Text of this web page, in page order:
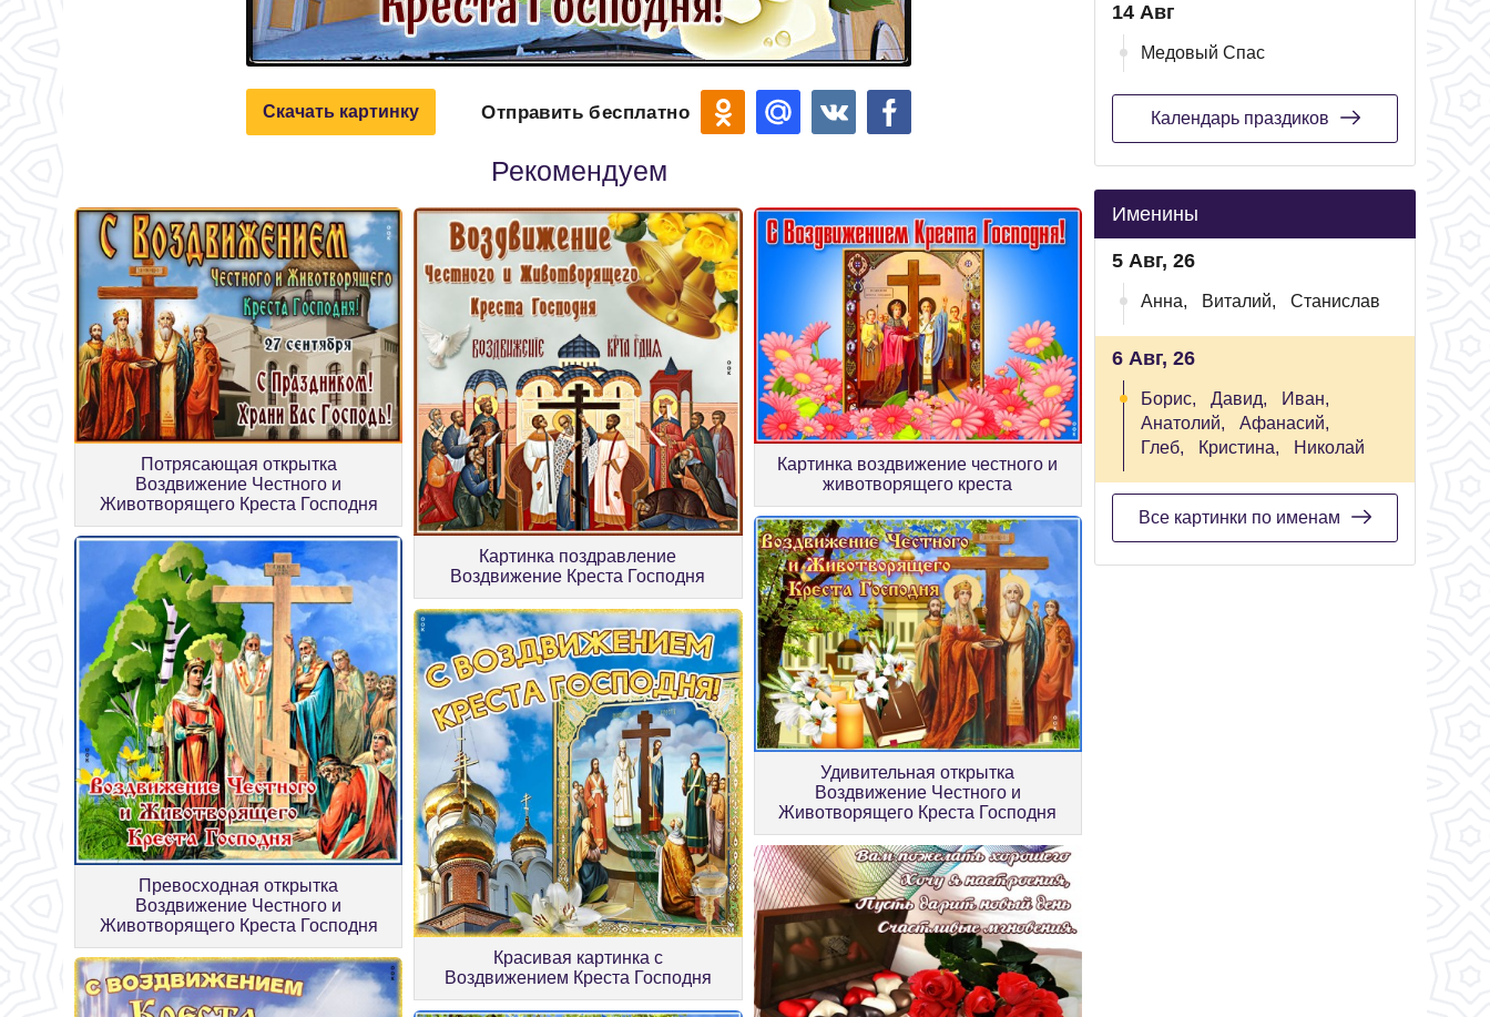
Скачать картинку Отправить бесплатно
Рекомендуем
Потрясающая открытка
Воздвижение Честного и
Животворящего Креста Господня
Картинка поздравление
Воздвижение Креста Господня
Картинка воздвижение честного и
животворящего креста
Превосходная открытка
Воздвижение Честного и
Животворящего Креста Господня
Красивая картинка с
Воздвижением Креста Господня
Удивительная открытка
Воздвижение Честного и
Животворящего Креста Господня
14 Авг
Медовый Спас
Календарь праздиков
Именины
5 Авг, 26
Анна, Виталий, Станислав
6 Авг, 26
Борис, Давид,
Иван,
Анатолий,
Афанасий,
Глеб,
Кристина, Николай
Все картинки по именам